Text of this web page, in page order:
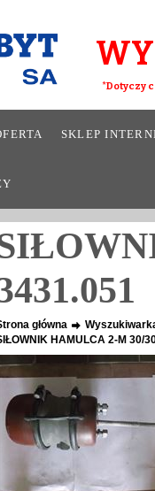
*Dotyczy
SKLEP
główna
HAMULCA 2-M 30/